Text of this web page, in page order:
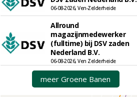
06-08-2026, Ven-Zelderheide
Allround
magazijnmedewerker
(fulltime) bij DSV zaden
Nederland B.V.
06-08-2026, Ven Zelderheide
meer Groene Banen